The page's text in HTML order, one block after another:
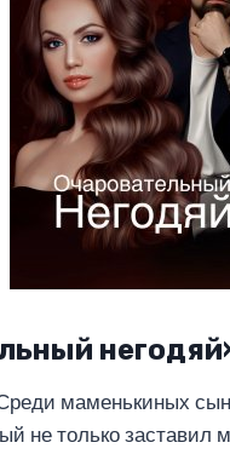
маменькиных
не только